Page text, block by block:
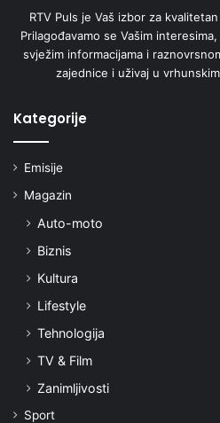
RTV Puls je Vaš izbor za
Prilagođavamo se Vašim
svježim informacijama i
zajednice i uživaj u
Kategorije
Emisije
Magazin
Auto-moto
Biznis
Kultura
Lifestyle
Tehnologija
TV & Film
Zanimljivosti
Sport